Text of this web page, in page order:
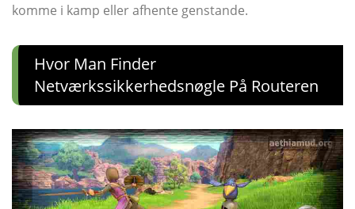
komme i kamp eller afhente genstande.
Hvor Man Finder
Netværkssikkerhedsnøgle På Routeren